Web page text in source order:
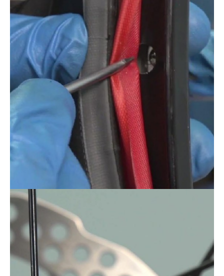
Actualités
Technologies
Tests de produits
Tous nos articles